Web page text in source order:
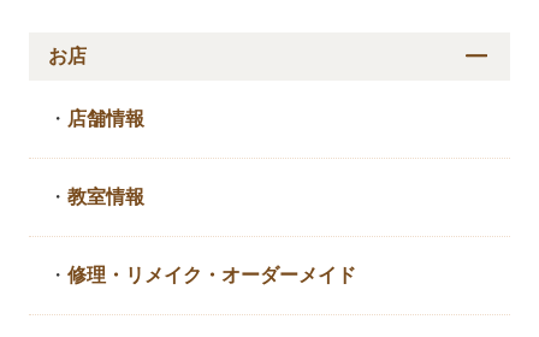
お店
・ 店舗情報
・教室情報
・修理・リメイク・ オーダーメイド